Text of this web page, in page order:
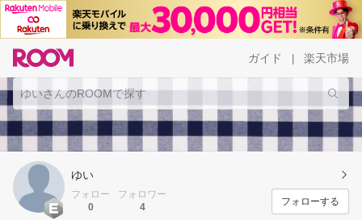
ガイド 楽天市場
ゆい
フォロー
0
フォロワー
4
フォローする